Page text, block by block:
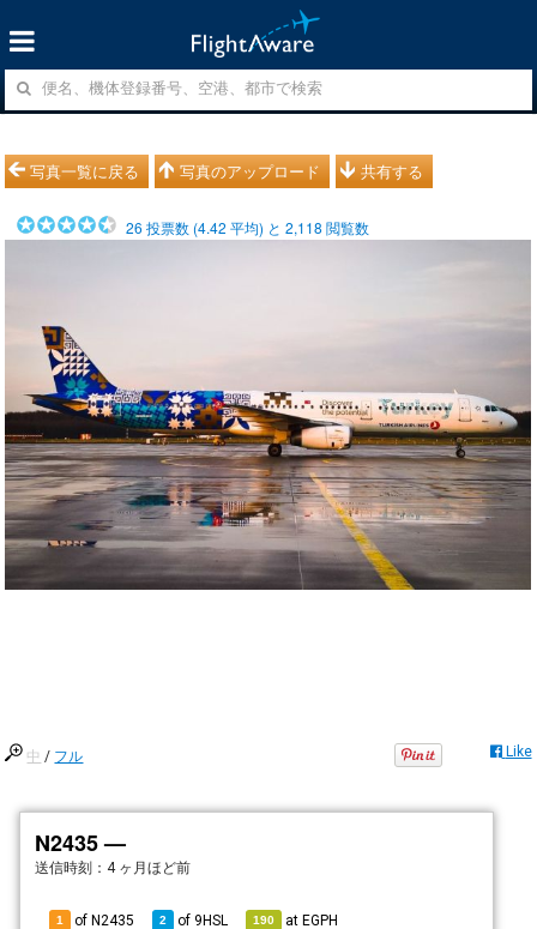
写真一覧に戻る 写真のアップロード 共有する
26 投票数 (4.42 平均) と2,118 閲覧数
中 / フル Like
N2435 —
送信時刻： 4 ヶ月ほど前
1 of N2435 2 of 9HSL 190 atEGPH